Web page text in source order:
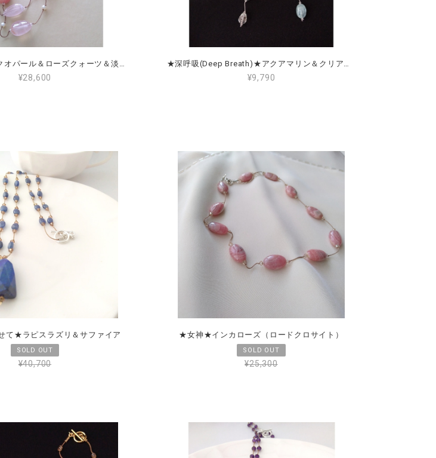
★Angel★ピンクオパール＆ローズクォーツ＆淡水パール Pink Opal, Rose Quartz & Freshwater Pearl
¥28,600
★深呼吸(Deep Breath)★アクアマリン＆クリアクォーツ(水晶)＆淡水パール Aquamarine, Clear Quartz & Freshwater Pearl
¥9,790
て★ラピスラズリ＆サファイア
¥40,700
★女神★インカローズ（ロードクロサイト）
¥25,300